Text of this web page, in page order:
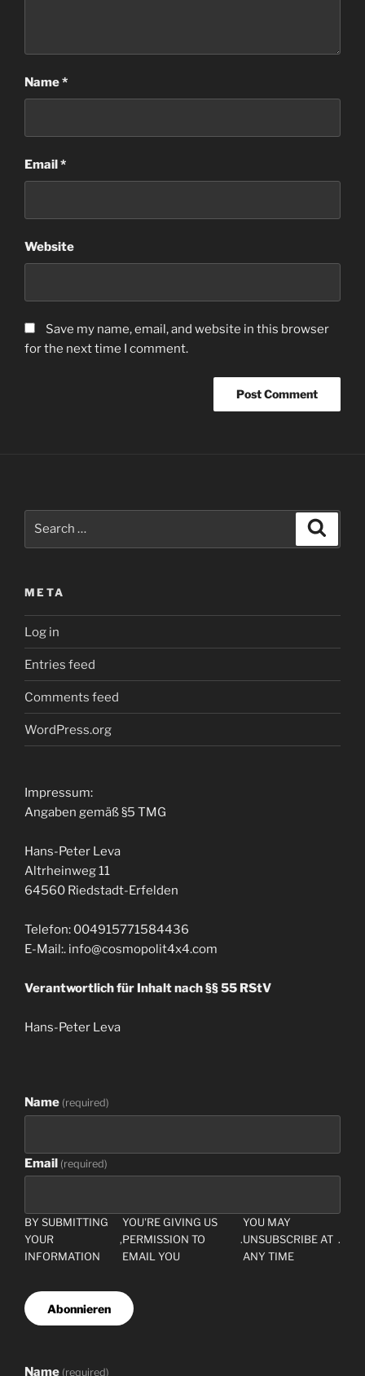
Name*
Email *
Website
Save my name,email ,and website in this browser
for the next time I comment.
META
Log in
Entries feed
Comments feed
WordPress.org
Impressum:
Angaben gemäß §5 TMG
Hans-Peter Leva
Altrheinweg11
64560 Riedstadt-Erfelden
Telefon: 004915771584436
E-Mail :. info@cosmopolit4x4.com
Verantwortlich für Inhalt nach §§55 RStV
Hans-Peter Leva
Name (required)
Email (required)
BY SUBMITTING
YOUR
INFORMATION
,
YOU'RE GIVING US
PERMISSION TO
EMAIL YOU
.
YOU MAY
UNSUBSCRIBE AT
ANY TIME
.
Abonnieren
Name (required)